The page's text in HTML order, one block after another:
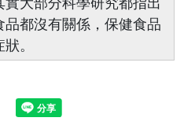
都沒有關係，保健食品
。